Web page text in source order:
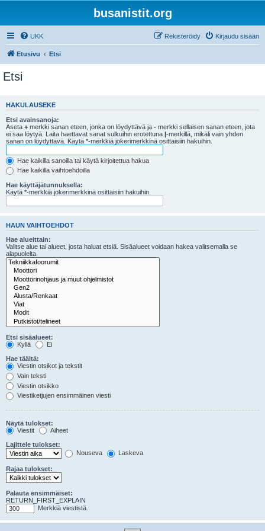
busanistit.org
UKK Kirjaudu sisään
Rekisteröidy
Etusivu Etsi
Etsi
HAKULAUSEKE
Etsi avainsanoja:
Aseta + merkki sanan eteen, jonka on löydyttävä ja - merkki sellaisen sanan eteen, jota
ei saa löytyä. Laita haettavat sanat sulkuihin erotettuna |-merkillä, mikäli vain yhden
sanan on löydyttävä. Käytä *-merkkiä jokerimerkkinä osittaisiin hakuihin.
Hae kaikilla sanoilla tai käytä kirjoitettua hakua
Hae kaikilla vaihtoehdoilla
Hae käyttäjätunnuksella:
Käytä *-merkkiä jokerimerkkinä osittaisiin hakuihin.
HAUN VAIHTOEHDOT
Hae alueittain:
Valitse alue tai alueet, josta haluat etsiä. Sisäalueet voidaan hakea valitsemalla se
alapuolelta.
Etsi sisäalueet:
Kyllä
Ei
Hae täältä:
Viestin otsikot ja tekstit
Vain teksti
Viestin otsikko
Viestiketjujen ensimmäinen viesti
Näytä tulokset:
Viestit
Aiheet
Lajittele tulokset:
Nouseva
Laskeva
Rajaa tulokset:
Palauta ensimmäiset:
RETURN_FIRST_EXPLAIN
Merkkiä viestistä.